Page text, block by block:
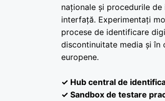
naționale și procedurile
interfață. Experimentați
procese de identificare
discontinuitate media și în
europene.
✓ Hub central de
✓ Sandbox de testare